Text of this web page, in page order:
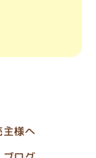
様へ